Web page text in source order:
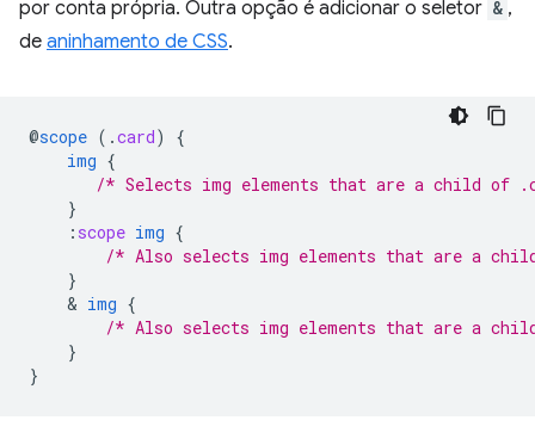
por conta própria. Outra opção é adicionar o seletor & ,
de aninhamento de CSS.
@scope ( .card)
{
img {
/* Selects img elements that are a child of
}
: scope img {
/* Also selects img elements that are a
}
    &
img {
/* Also selects img elements that are a
}
}